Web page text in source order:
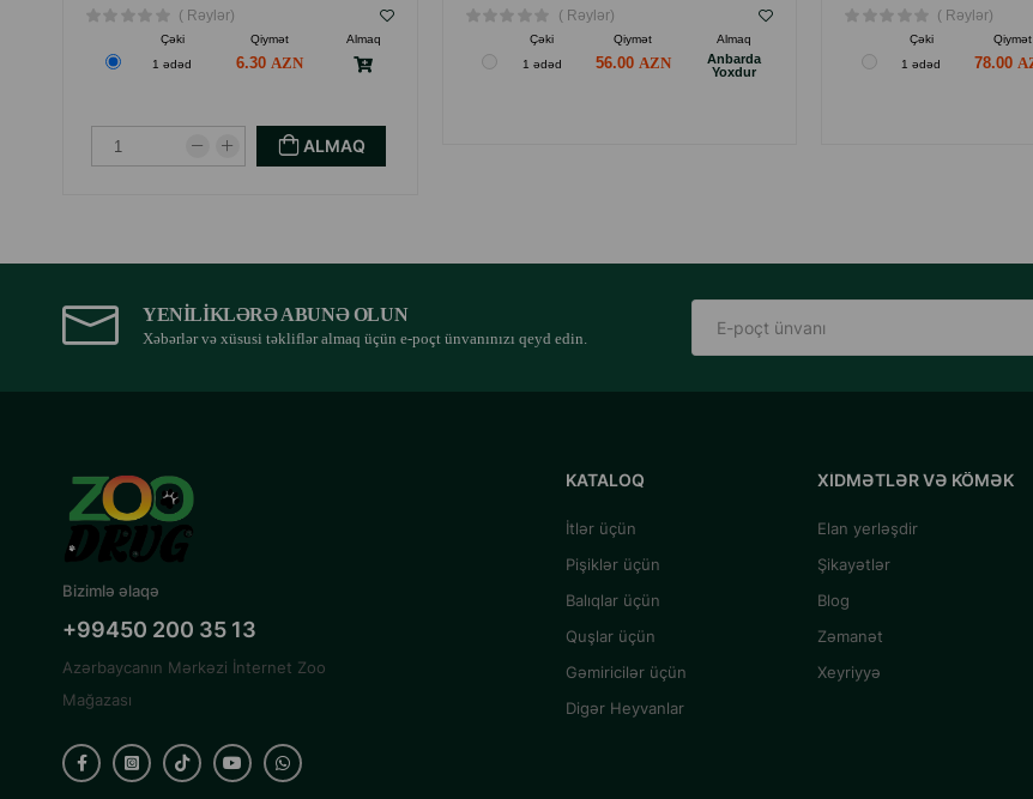
( Rəylər)
Çəki Qiymət
Almaq
1 ədəd
6.30
ALMAQ
( Rəylər)
Çəki Qiymət
Almaq
1 ədəd
56.00
Anbarda
Yoxdur
( Rəylər)
Çəki Qiymət
1 ədəd
78.00
YENILIKLƏRƏ ABUNƏ OLUN
Xəbərlər və xüsusi təkliflər almaq üçün e-poçt ünvanınızı qeyd edin.
Bizimlə əlaqə
+99450 200 35 13
Azərbaycanın Mərkəzi İnternet Zoo
Mağazası
KATALOQ
İtlər üçün
Pişiklər üçün
Balıqlar üçün
Quşlar üçün
Gəmiricilər üçün
Digər Heyvanlar
XIDMƏTLƏR VƏ KÖMƏK
Elan yerləşdir
Şikayətlər
Blog
Zəmanət
Xeyriyyə